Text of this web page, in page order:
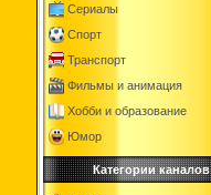
Сериалы
Спорт
Транспорт
Фильмы и анимация
Хобби и образование
Юмор
Категории каналов